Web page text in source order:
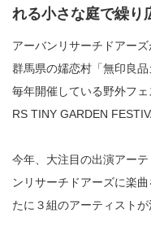
れる小さな庭で繰り
アーバンリサーチドアー
群馬県の嬬恋村「無印良
毎年開催している野外フ
RS TINY GARDEN
今年、大注目の出演アー
ンリサーチドアーズに楽
たに３組のアーティストが